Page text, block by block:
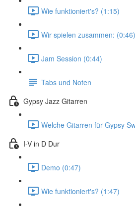
Wie funktioniert's? (1:15)
Wir spielen zusammen: (0:46)
Jam Session (0:44)
Tabs und Noten
Gypsy Jazz Gitarren
Welche Gitarren für Gypsy
I-V in D Dur
Demo (0:47)
Wie funktioniert's? (1:47)